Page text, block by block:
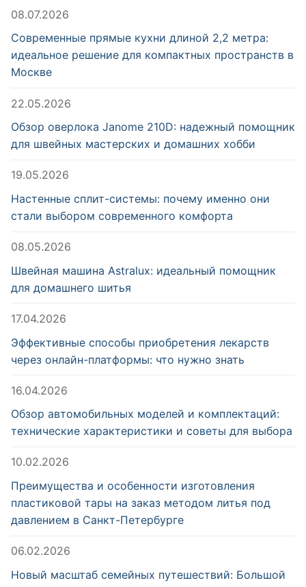
08.07.2026
Современные прямые кухни длиной 2,2 метра:
идеальное решение для компактных пространств в
Москве
22.05.2026
Обзор оверлока Janome 210D: надежный помощник
для швейных мастерских и домашних хобби
19.05.2026
Настенные сплит-системы: почему именно они
стали выбором современного комфорта
08.05.2026
Швейная машина Astralux: идеальный помощник
для домашнего шитья
17.04.2026
Эффективные способы приобретения лекарств
через онлайн-платформы: что нужно знать
16.04.2026
Обзор автомобильных моделей и комплектаций:
технические характеристики и советы для выбора
10.02.2026
Преимущества и особенности изготовления
пластиковой тары на заказ методом литья под
давлением в Санкт-Петербурге
06.02.2026
Новый масштаб семейных путешествий: Большой